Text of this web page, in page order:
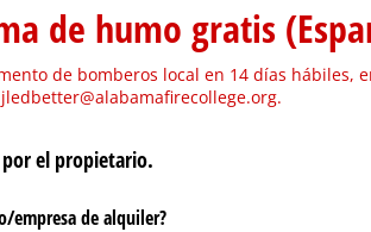
de humo gratis
de bomberos local en 14 días hábiles,
por el propietario.
​empresa de alquiler?